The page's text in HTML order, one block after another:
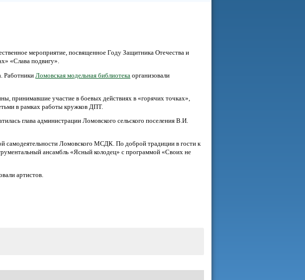
мероприятие, посвященное Году Защитника Отечества и
«Слава подвигу».
Работники Ломовская модельная библиотека организовали
принимавшие участие в боевых действиях в «горячих точках»,
в рамках работы кружков ДПТ.
глава администрации Ломовского сельского поселения В.И.
самодеятельности Ломовского МСДК. По доброй традиции в гости к
ансамбль «Ясный колодец» с программой «Своих не
артистов.